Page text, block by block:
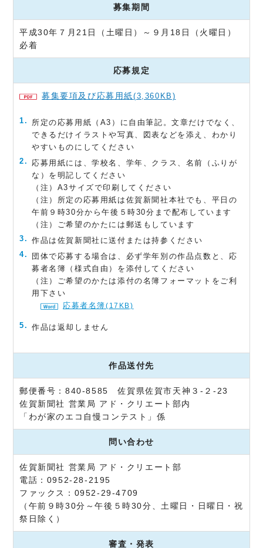
募集期間
平成30年７月21日（土曜日）～９月18日（火曜日）
必着
応募規定
募集要項及び応募用紙(3,360KB)
所定の応募用紙（A3）に自由筆記。文章だけでなく、
できるだけイラストや写真、図表などを添え、わかり
やすいものにしてください
応募用紙には、学校名、学年、クラス、名前（ふりが
な）を明記してください
（注）A3サイズで印刷してください
（注）所定の応募用紙は佐賀新聞社本社でも、平日の
午前９時30分から午後５時30分まで配布しています
（注）ご希望のかたには郵送もしています
作品は佐賀新聞社に送付または持参ください
団体で応募する場合は、必ず学年別の作品点数と、応
募者名簿（様式自由）を添付してください
（注）ご希望のかたは添付の名簿フォーマットをご利
用下さい
応募者名簿(17KB)
作品は返却しません
作品送付先
郵便番号：840-8585 佐賀県佐賀市天神３-２-23
佐賀新聞社 営業局 アド・クリエート部内
「わが家のエコ自慢コンテスト」係
問い合わせ
佐賀新聞社 営業局 アド・クリエート部
電話：0952-28-2195
ファックス：0952-29-4709
（午前９時30分～午後５時30分、土曜日・日曜日・祝
祭日除く）
審査・発表